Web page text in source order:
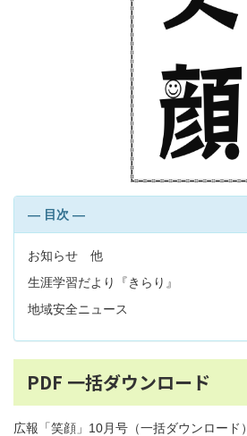
― 目次 ―
お知らせ 他
生涯学習だより『きらり』
地域安全ニュース
PDF 一括ダウンロード
広報「笑顔」10月号（一括ダウンロード）